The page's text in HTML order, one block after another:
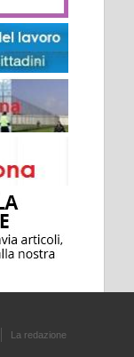
La redazione